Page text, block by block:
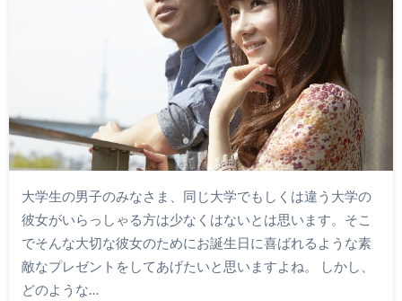
大学生の男子のみなさま、同じ大学でもしくは違う大学の
彼女がいらっしゃる方は少なくはないとは思います。そこ
でそんな大切な彼女のためにお誕生日に喜ばれるような素
敵なプレゼントをしてあげたいと思いますよね。 しかし、
どのような…